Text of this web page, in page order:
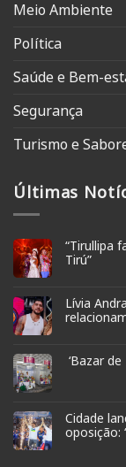
Meio Ambiente
Política
Saúde e Bem-
Segurança
Turismo e
Últimas
“Tirullipa
Tirú”
Lívia
‘Bazar
Cidade
oposição: